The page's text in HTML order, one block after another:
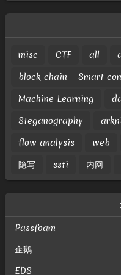
misc CTF all
block chain——Smart
Machine Learning
Steganography
flow analysis
web
隐写
ssti 内网
Passfoam
企鹅
EDS